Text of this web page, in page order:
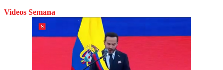
Videos Semana